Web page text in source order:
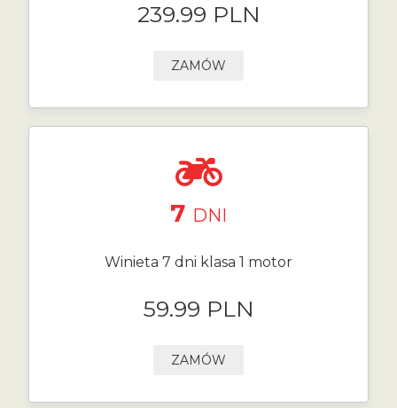
239.99 PLN
ZAMÓW
7 DNI
Winieta 7 dni klasa 1 motor
59.99 PLN
ZAMÓW